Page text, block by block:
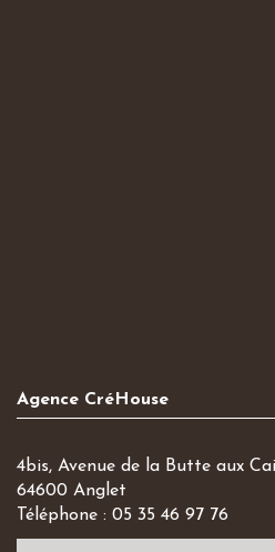
Agence CréHouse
4bis, Avenue de la Butte aux
64600 Anglet
Téléphone : 05 35 46 97 76